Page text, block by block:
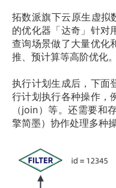
拓数派旗下云原生虚拟
的优化器「达奇」针对
查询场景做了大量优化
推、预计算等高阶优化。
执行计划生成后，下面
行计划执行各种操作，
（join）等。还需要和
擎简墨）协作处理多种